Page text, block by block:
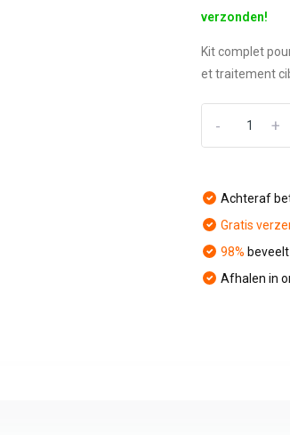
verzonden!
Kit complet
et traitement
+
-
Achteraf
Gratis
98%
Afhalen in